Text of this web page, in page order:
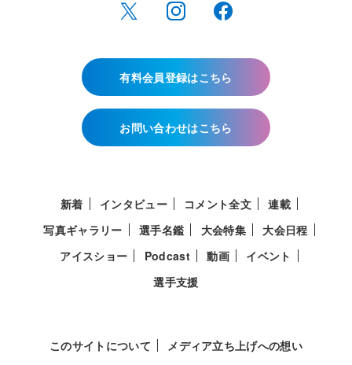
有料会員登録はこちら
お問い合わせはこちら
新着 インタビュー コメント全文
連載
写真ギャラリー
選手名鑑 大会特集
大会日程
アイスショー
Podcast 動画
イベント
選手支援
このサイトについて メディア立ち上げへの想い